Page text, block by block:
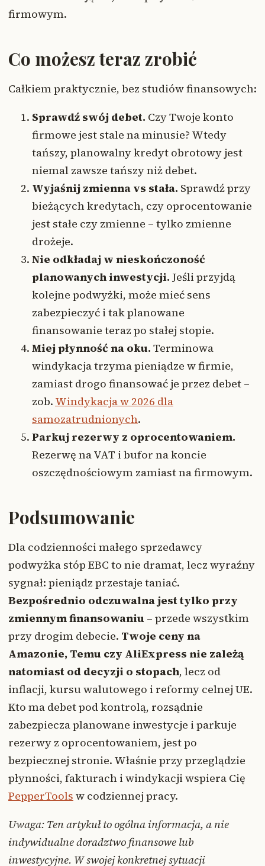
firmowym.
Co możesz teraz zrobić
Całkiem praktycznie, bez studiów finansowych:
Sprawdź swój debet. Czy Twoje konto
firmowe jest stale na minusie? Wtedy
tańszy, planowalny kredyt obrotowy jest
niemal zawsze tańszy niż debet.
Wyjaśnij zmienna vs stała. Sprawdź przy
bieżących kredytach, czy oprocentowanie
jest stałe czy zmienne – tylko zmienne
drożeje.
Nie odkładaj w nieskończoność
planowanych inwestycji. Jeśli przyjdą
kolejne podwyżki, może mieć sens
zabezpieczyć i tak planowane
finansowanie teraz po stałej stopie.
Miej płynność na oku. Terminowa
windykacja trzyma pieniądze w firmie,
zamiast drogo finansować je przez debet –
zob. Windykacja w 2026 dla
samozatrudnionych.
Parkuj rezerwy z oprocentowaniem.
Rezerwę na VAT i bufor na koncie
oszczędnościowym zamiast na firmowym.
Podsumowanie
Dla codzienności małego sprzedawcy
podwyżka stóp EBC to nie dramat, lecz wyraźny
sygnał: pieniądz przestaje taniać.
Bezpośrednio odczuwalna jest tylko przy
zmiennym finansowaniu – przede wszystkim
przy drogim debecie. Twoje ceny na
Amazonie, Temu czy AliExpress nie zależą
natomiast od decyzji o stopach, lecz od
inflacji, kursu walutowego i reformy celnej UE.
Kto ma debet pod kontrolą, rozsądnie
zabezpiecza planowane inwestycje i parkuje
rezerwy z oprocentowaniem, jest po
bezpiecznej stronie. Właśnie przy przeglądzie
płynności, fakturach i windykacji wspiera Cię
PepperTools w codziennej pracy.
Uwaga: Ten artykuł to ogólna informacja, a nie
indywidualne doradztwo finansowe lub
inwestycyjne. W swojej konkretnej sytuacji